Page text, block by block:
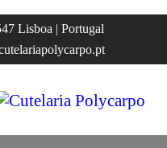
Lisboa | Portugal